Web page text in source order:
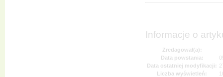
Informacje o
Zredagował(a):
Data powstania:
Data ostatniej modyfikacji:
Liczba wyświetleń: